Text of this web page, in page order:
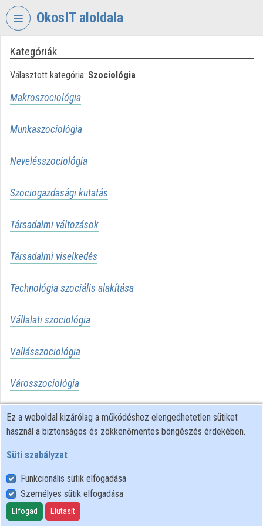
Fejléc kihagyása
OkosIT aloldala
VIDEO
Bejelentkezés
Intézményi felfedezés
Közreműködők
Kategóriák
Választott kategória: Szociológia
Makroszociológia
Munkaszociológia
Nevelésszociológia
Szociogazdasági kutatás
Társadalmi változások
Társadalmi viselkedés
Technológia szociális alakítása
Vállalati szociológia
Vallásszociológia
Városszociológia
Vidékszociológia
Felhasználói szabályzat
Adatkezelési tájékoztató
Süti szabályzat
Ez a weboldal kizárólag a működéshez elengedhetetlen sütiket
használ a biztonságos és zökkenőmentes böngészés érdekében.
Süti szabályzat
Funkcionális sütik elfogadása
Személyes sütik elfogadása
Elfogad Elutasít